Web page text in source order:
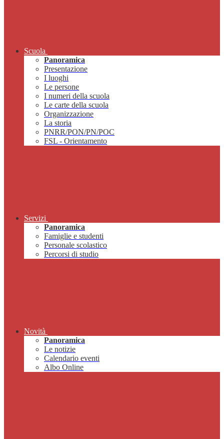
Scuola
Panoramica
Presentazione
I luoghi
Le persone
I numeri della scuola
Le carte della scuola
Organizzazione
La storia
PNRR/PON/PN/POC
FSL - Orientamento
Servizi
Panoramica
Famiglie e studenti
Personale scolastico
Percorsi di studio
Novità
Panoramica
Le notizie
Calendario eventi
Albo Online